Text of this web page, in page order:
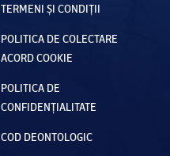
TERMENI ȘI CONDIȚII
POLITICA DE COLECTARE
ACORD COOKIE
POLITICA DE
CONFIDENȚIALITATE
COD DEONTOLOGIC